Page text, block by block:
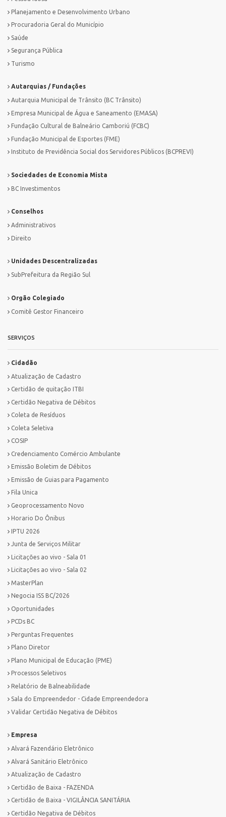
Planejamento e Desenvolvimento Urbano
Procuradoria Geral do Município
Saúde
Segurança Pública
Turismo
Autarquias / Fundações
Autarquia Municipal de Trânsito (BC Trânsito)
Empresa Municipal de Água e Saneamento (EMASA)
Fundação Cultural de Balneário Camboriú (FCBC)
Fundação Municipal de Esportes (FME)
Instituto de Previdência Social dos Servidores Públicos (BCPREVI)
Sociedades de Economia Mista
BC Investimentos
Conselhos
Administrativos
Direito
Unidades Descentralizadas
SubPrefeitura da Região Sul
Orgão Colegiado
Comitê Gestor Financeiro
SERVIÇOS
Cidadão
Atualização de Cadastro
Certidão de quitação ITBI
Certidão Negativa de Débitos
Coleta de Resíduos
Coleta Seletiva
COSIP
Credenciamento Comércio Ambulante
Emissão Boletim de Débitos
Emissão de Guias para Pagamento
Fila Unica
Geoprocessamento Novo
Horario Do Ônibus
IPTU 2026
Junta de Serviços Militar
Licitações ao vivo - Sala 01
Licitações ao vivo - Sala 02
MasterPlan
Negocia ISS BC/2026
Oportunidades
PCDs BC
Perguntas Frequentes
Plano Diretor
Plano Municipal de Educação (PME)
Processos Seletivos
Relatório de Balneabilidade
Sala do Empreendedor - Cidade Empreendedora
Validar Certidão Negativa de Débitos
Empresa
Alvará Fazendário Eletrônico
Alvará Sanitário Eletrônico
Atualização de Cadastro
Certidão de Baixa - FAZENDA
Certidão de Baixa - VIGILÂNCIA SANITÁRIA
Certidão Negativa de Débitos